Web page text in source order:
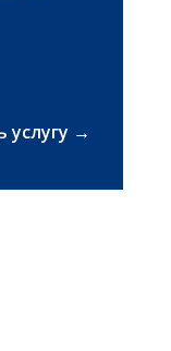
услугу →